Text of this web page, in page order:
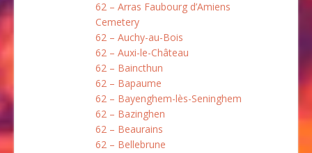
62 – Arras Faubourg d’Amiens
Cemetery
62 – Auchy-au-Bois
62 – Auxi-le-Château
62 – Baincthun
62 – Bapaume
62 – Bayenghem-lès-Seninghem
62 – Bazinghen
62 – Beaurains
62 – Bellebrune